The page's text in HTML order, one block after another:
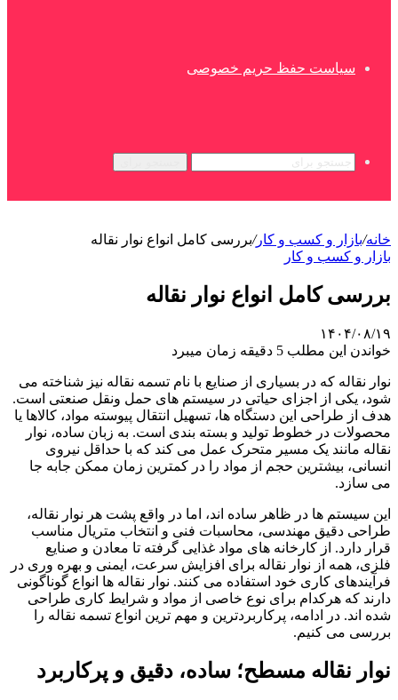
سیاست حفظ حریم خصوصی
خانه/بازار و کسب و کار/بررسی کامل انواع نوار نقاله
بازار و کسب و کار
بررسی کامل انواع نوار نقاله
۱۴۰۴/۰۸/۱۹
خواندن این مطلب 5 دقیقه زمان میبرد
نوار نقاله که در بسیاری از صنایع با نام تسمه نقاله نیز شناخته می
شود، یکی از اجزای حیاتی در سیستم های حمل ونقل صنعتی است.
هدف از طراحی این دستگاه ها، تسهیل انتقال پیوسته مواد، کالاها یا
محصولات در خطوط تولید و بسته بندی است. به زبان ساده، نوار
نقاله مانند یک مسیر متحرک عمل می کند که با حداقل نیروی
انسانی، بیشترین حجم از مواد را در کمترین زمان ممکن جابه جا
می سازد.
این سیستم ها در ظاهر ساده اند، اما در واقع پشت هر نوار نقاله،
طراحی دقیق مهندسی، محاسبات فنی و انتخاب متریال مناسب
قرار دارد. از کارخانه های مواد غذایی گرفته تا معادن و صنایع
فلزی، همه از نوار نقاله برای افزایش سرعت، ایمنی و بهره وری در
فرآیندهای کاری خود استفاده می کنند. نوار نقاله ها انواع گوناگونی
دارند که هرکدام برای نوع خاصی از مواد و شرایط کاری طراحی
شده اند. در ادامه، پرکاربردترین و مهم ترین انواع تسمه نقاله را
بررسی می کنیم.
نوار نقاله مسطح؛ ساده، دقیق و پرکاربرد